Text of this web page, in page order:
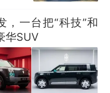
，一台把“科技”和
华SUV